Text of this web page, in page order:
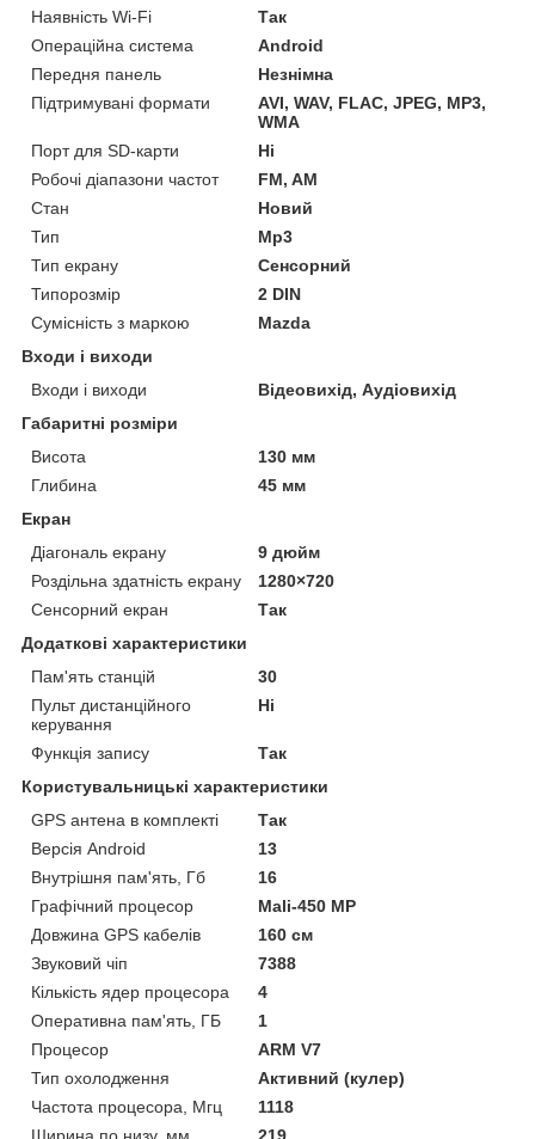
Наявність Wi-Fi
Так
Операційна система
Android
Передня панель
Незнімна
Підтримувані формати
AVI, WAV, FLAC, JPEG, MP3,
WMA
Порт для SD-карти
Ні
Робочі діапазони частот
FM, AM
Стан
Новий
Тип
Mp3
Тип екрану
Сенсорний
Типорозмір
2 DIN
Сумісність з маркою
Mazda
Входи і виходи
Входи і виходи
Відеовихід, Аудіовихід
Габаритні розміри
Висота
130 мм
Глибина
45 мм
Екран
Діагональ екрану
9 дюйм
Роздільна здатність екрану
1280×720
Сенсорний екран
Так
Додаткові характеристики
Пам'ять станцій
30
Пульт дистанційного
керування
Ні
Функція запису
Так
Користувальницькі характеристики
GPS антена в комплекті
Так
Версія Android
13
Внутрішня пам'ять, Гб
16
Графічний процесор
Mali-450 MP
Довжина GPS кабелів
160 см
Звуковий чіп
7388
Кількість ядер процесора
4
Оперативна пам'ять, ГБ
1
Процесор
ARM V7
Тип охолодження
Активний (кулер)
Частота процесора, Мгц
1118